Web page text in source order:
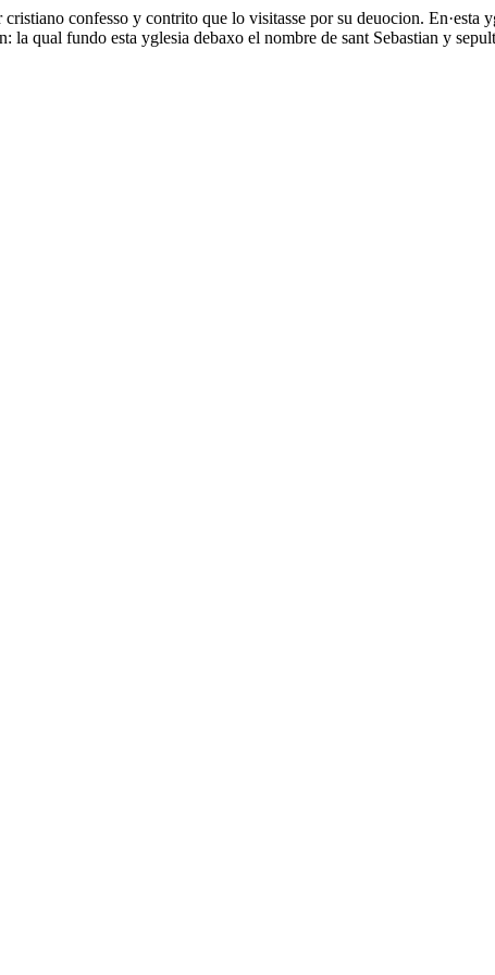
confesso y contrito que lo visitasse por su deuocion.
la qual fundo esta yglesia debaxo el nombre de sant Sebastian y